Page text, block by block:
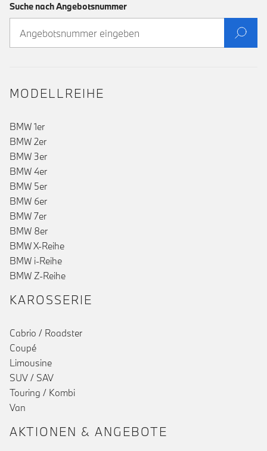
Suche nach Angebotsnummer
MODELLREIHE
BMW 1er
BMW 2er
BMW 3er
BMW 4er
BMW 5er
BMW 6er
BMW 7er
BMW 8er
BMW X-Reihe
BMW i-Reihe
BMW Z-Reihe
KAROSSERIE
Cabrio / Roadster
Coupé
Limousine
SUV / SAV
Touring / Kombi()
Van
AKTIONEN & ANGEBOTE